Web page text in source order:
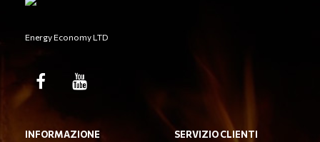
Energy Economy LTD
INFORMAZIONE SERVIZIO CLIENTI